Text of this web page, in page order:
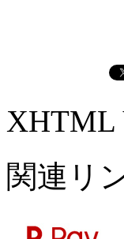
XHTML
関連リ